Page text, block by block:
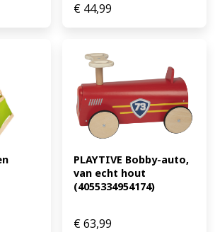
€ 44,99
PLAYTIVE Bobby-auto,
van echt hout
(4055334954174)
€63,99